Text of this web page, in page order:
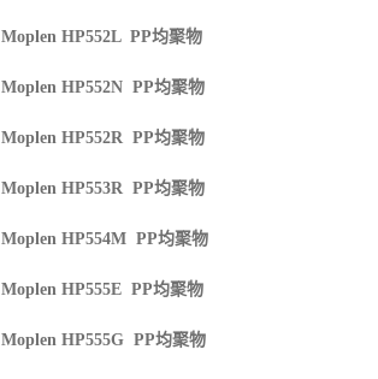
Moplen HP552L PP均聚物
Moplen HP552N PP均聚物
Moplen HP552R PP均聚物
Moplen HP553R PP均聚物
Moplen HP554M PP均聚物
Moplen HP555E PP均聚物
Moplen HP555G PP均聚物